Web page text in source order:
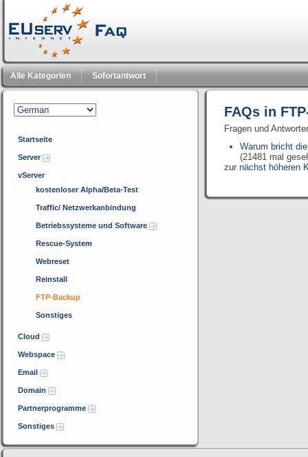
Alle Kategorien Sofortantwort
Startseite
Server
vServer
kostenloser Alpha/Beta-Test
Traffic/ Netzwerkanbindung
Betriebssysteme und Software
Rescue-System
Webreset
Reinstall
FTP-Backup
Sonstiges
Cloud
Webspace
Email
Domain
Partnerprogramme
Sonstiges
FAQs in
Fragen und
Warum bricht
(21481 mal
zur nächst höheren